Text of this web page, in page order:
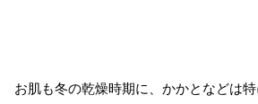
お肌も冬の乾燥時期に、かかとなどは